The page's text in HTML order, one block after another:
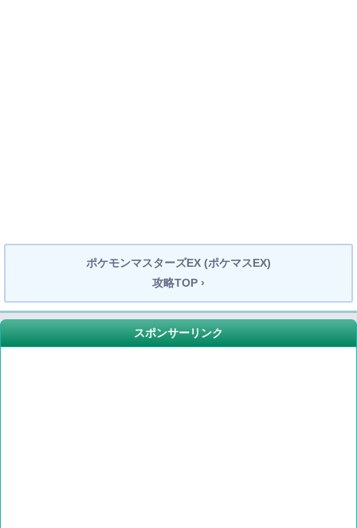
ポケモンマスターズEX (ポケマスEX)
攻略TOP ›
スポンサーリンク